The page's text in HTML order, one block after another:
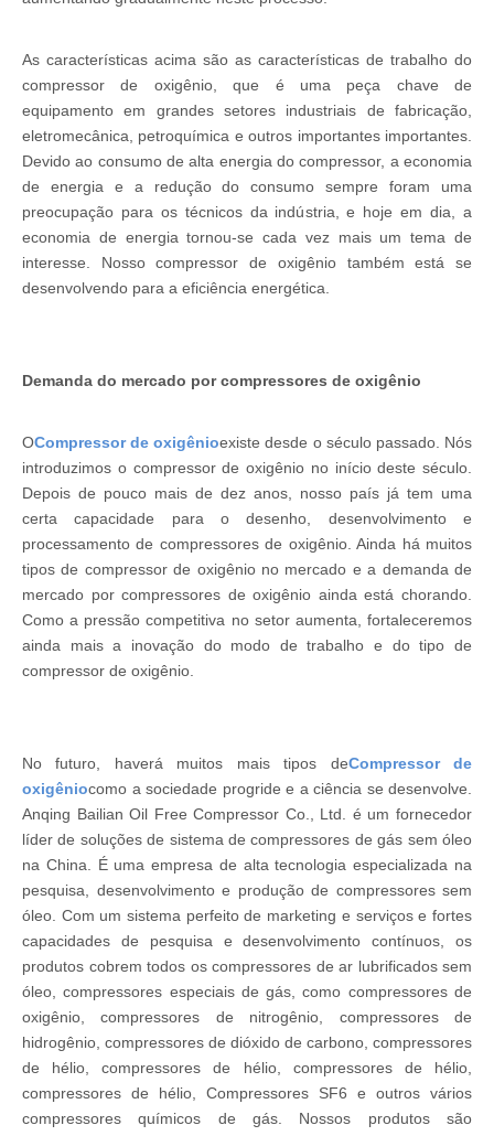
As características acima são as características de trabalho do
compressor de oxigênio, que é uma peça chave de
equipamento em grandes setores industriais de fabricação,
eletromecânica, petroquímica e outros importantes importantes.
Devido ao consumo de alta energia do compressor, a economia
de energia e a redução do consumo sempre foram uma
preocupação para os técnicos da indústria, e hoje em dia, a
economia de energia tornou-se cada vez mais um tema de
interesse. Nosso compressor de oxigênio também está se
desenvolvendo para a eficiência energética.
Demanda do mercado por compressores de oxigênio
OCompressor de oxigênioexiste desde o século passado. Nós
introduzimos o compressor de oxigênio no início deste século.
Depois de pouco mais de dez anos, nosso país já tem uma
certa capacidade para o desenho, desenvolvimento e
processamento de compressores de oxigênio. Ainda há muitos
tipos de compressor de oxigênio no mercado e a demanda de
mercado por compressores de oxigênio ainda está chorando.
Como a pressão competitiva no setor aumenta, fortaleceremos
ainda mais a inovação do modo de trabalho e do tipo de
compressor de oxigênio.
No futuro, haverá muitos mais tipos deCompressor de
oxigêniocomo a sociedade progride e a ciência se desenvolve.
Anqing Bailian Oil Free Compressor Co., Ltd. é um fornecedor
líder de soluções de sistema de compressores de gás sem óleo
na China. É uma empresa de alta tecnologia especializada na
pesquisa, desenvolvimento e produção de compressores sem
óleo. Com um sistema perfeito de marketing e serviços e fortes
capacidades de pesquisa e desenvolvimento contínuos, os
produtos cobrem todos os compressores de ar lubrificados sem
óleo, compressores especiais de gás, como compressores de
oxigênio, compressores de nitrogênio, compressores de
hidrogênio, compressores de dióxido de carbono, compressores
de hélio, compressores de hélio, compressores de hélio,
compressores de hélio, Compressores SF6 e outros vários
compressores químicos de gás. Nossos produtos são